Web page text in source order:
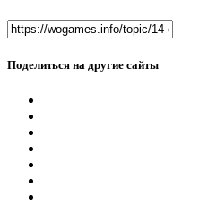
Поделиться на другие сайты